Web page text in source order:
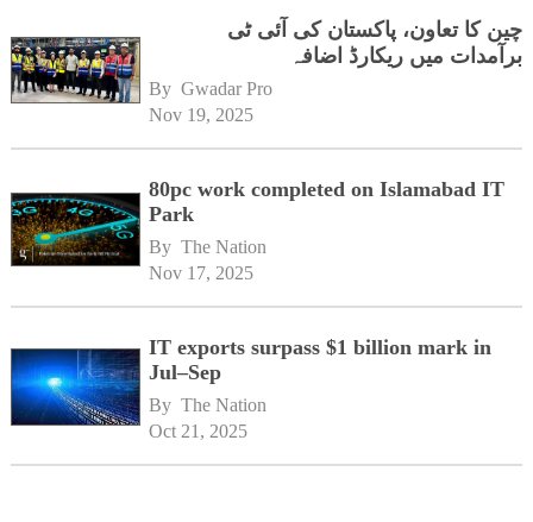
چین کا تعاون، پاکستان کی آئی ٹی
برآمدات میں ریکارڈ اضافہ
By Gwadar Pro
Nov 19, 2025
80pc work completed on Islamabad IT
Park
By The Nation
Nov 17, 2025
IT exports surpass $1 billion mark in
Jul–Sep
By The Nation
Oct 21, 2025